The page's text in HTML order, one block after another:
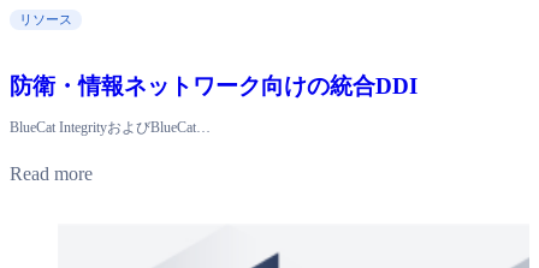
リソース
防衛・情報ネットワーク向けの統合DDI
BlueCat IntegrityおよびBlueCat…
Read more